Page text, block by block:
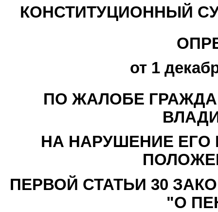
КОНСТИТУЦИОННЫЙ
от 1
ПО ЖАЛОБЕ
НА НАРУШЕНИЕ
ПЕРВОЙ СТАТЬИ 30
"О